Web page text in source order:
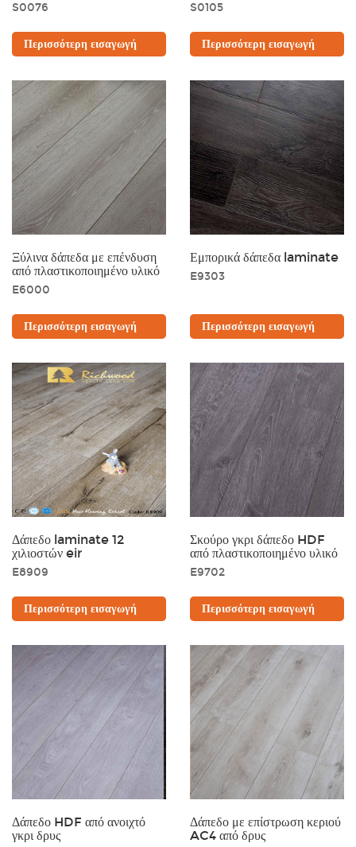
S0076
Περισσότερη εισαγωγή
S0105
Περισσότερη εισαγωγή
Ξύλινα δάπεδα με επένδυση
από πλαστικοποιημένο υλικό
E6000
Περισσότερη εισαγωγή
Εμπορικά δάπεδα laminate
E9303
Περισσότερη εισαγωγή
Δάπεδο laminate 12
χιλιοστών eir
E8909
Περισσότερη εισαγωγή
Σκούρο γκρι δάπεδο HDF
από πλαστικοποιημένο υλικό
E9702
Περισσότερη εισαγωγή
Δάπεδο HDF από ανοιχτό
γκρι δρυς
Δάπεδο με επίστρωση κεριού
AC4 από δρυς